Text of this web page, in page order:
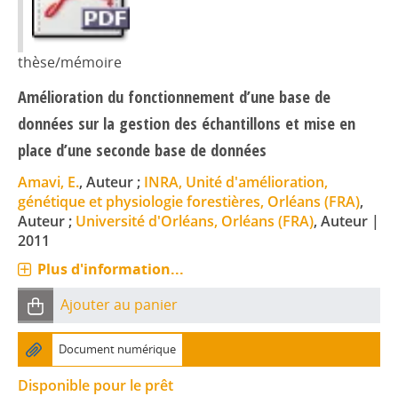
thèse/mémoire
Amélioration du fonctionnement d’une base de
données sur la gestion des échantillons et mise en
place d’une seconde base de données
Amavi, E., Auteur ; INRA, Unité d'amélioration,
génétique et physiologie forestières, Orléans (FRA),
Auteur ; Université d'Orléans, Orléans (FRA), Auteur |
2011
Plus d'information...
Ajouter au panier
Document numérique
Disponible pour le prêt